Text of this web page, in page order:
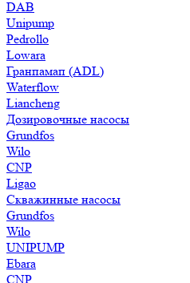
DAB
Unipump
Pedrollo
Lowara
Гранпамап (ADL)
Waterflow
Liancheng
Дозировочные насосы
Grundfos
Wilo
CNP
Ligao
Скважинные насосы
Grundfos
Wilo
UNIPUMP
Ebara
CNP